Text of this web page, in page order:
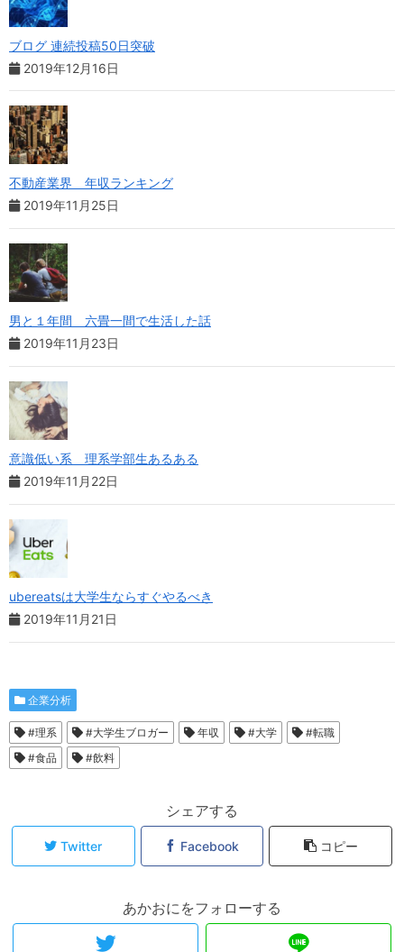
ブログ 連続投稿50日突破
2019年12月16日
不動産業界 年収ランキング
2019年11月25日
男と１年間 六畳一間で生活した話
2019年11月23日
意識低い系 理系学部生あるある
2019年11月22日
ubereatsは大学生ならすぐやるべき
2019年11月21日
企業分析
#理系 #大学生ブロガー 年収 #大学
#転職
#食品
#飲料
シェアする
Twitter Facebook コピー
あかおにをフォローする